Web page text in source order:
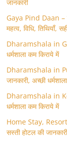
जानकारी
Gaya Pind Daan –
महत्व, विधि, तिथियाँ,
Dharamshala in
धर्मशाला कम किराये में
Dharamshala in
जानकारी, अच्छी
Dharamshala in
धर्मशाला कम किराये में
Home Stay,
सस्ती होटल की